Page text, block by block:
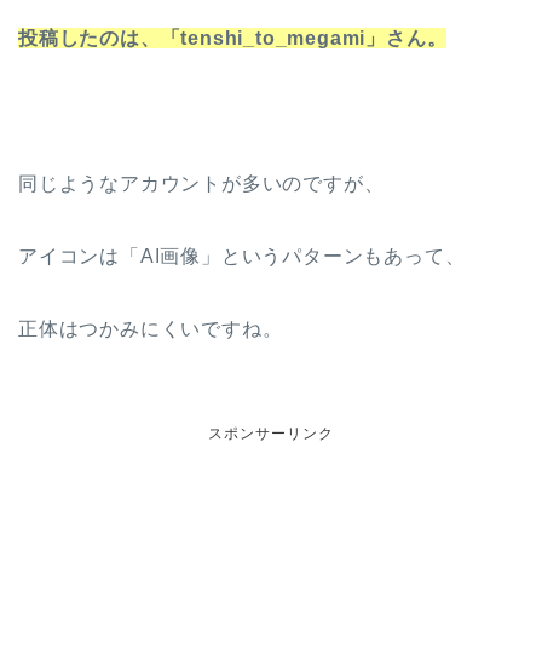
投稿したのは、「tenshi_to_megami」さん。
同じようなアカウントが多いのですが、
アイコンは「AI画像」というパターンもあって、
正体はつかみにくいですね。
スポンサーリンク